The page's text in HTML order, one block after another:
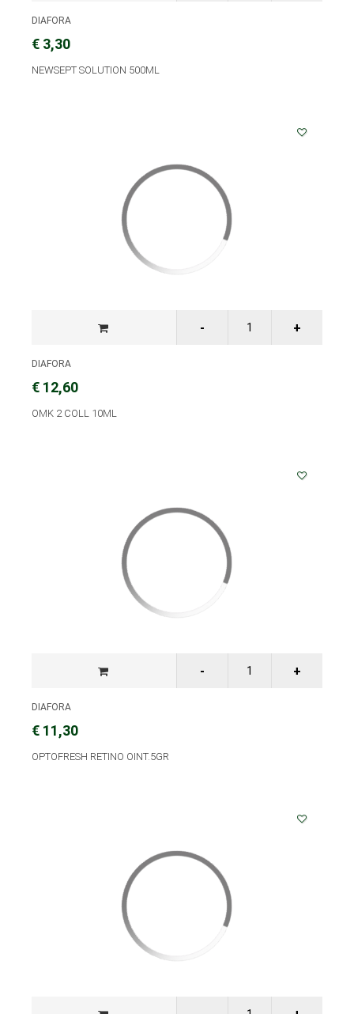
DIAFORA
€ 3,30
NEWSEPT SOLUTION 500ML
DIAFORA
€ 12,60
OMK 2 COLL 10ML
DIAFORA
€ 11,30
OPTOFRESH RETINO OINT.5GR